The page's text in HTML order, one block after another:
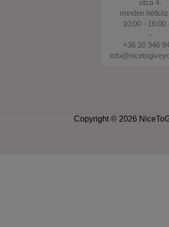
utca 4.
minden
10:00 - 16:00
-
+36 20 946
Copyright © 2026